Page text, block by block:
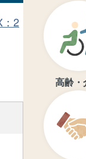
：2
高齢・